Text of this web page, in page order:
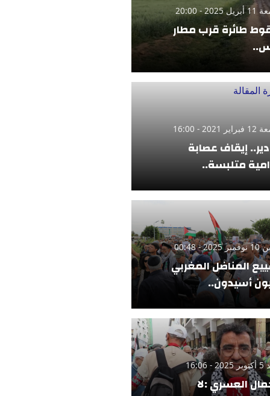
- 20:00
طائرة قرب مطار
- 16:00
إيقاف عصابة
متلبسة..
- 00:48
المناضل المغربي
أسيدون..
16:06
العسري :لا